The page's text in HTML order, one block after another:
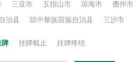
三亚市 五指山市 琼海市 儋州市
治县 琼中黎族苗族自治县 三沙市
牌 挂牌截止 挂牌终结